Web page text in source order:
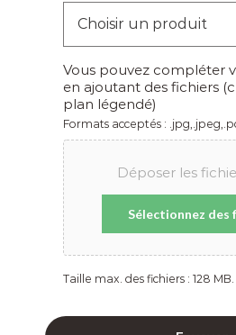
un
produit *
Vous pouvez compléter
en ajoutant des fichiers
plan légendé)
Formats acceptés :
Déposer les
Sélectionnez des
Taille max. des fichiers : 128 MB.